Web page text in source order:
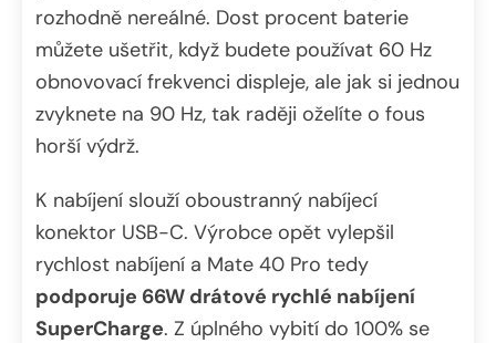
rozhodně nereálné. Dost procent baterie
můžete ušetřit, když budete používat 60 Hz
obnovovací frekvenci displeje, ale jak si jednou
zvyknete na 90 Hz, tak raději oželíte o fous
horší výdrž.
K nabíjení slouží oboustranný nabíjecí
konektor USB-C. Výrobce opět vylepšil
rychlost nabíjení a Mate 40 Pro tedy
podporuje 66W drátové rychlé nabíjení
SuperCharge. Z úplného vybití do 100% se